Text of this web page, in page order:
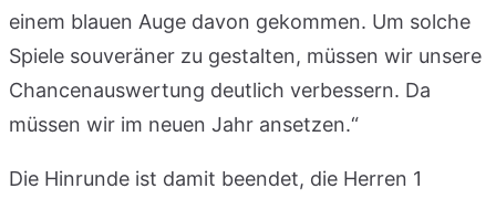
einem blauen Auge davon gekommen. Um solche
Spiele souveräner zu gestalten, müssen wir unsere
Chancenauswertung deutlich verbessern. Da
müssen wir im neuen Jahr ansetzen.“
Die Hinrunde ist damit beendet, die Herren 1